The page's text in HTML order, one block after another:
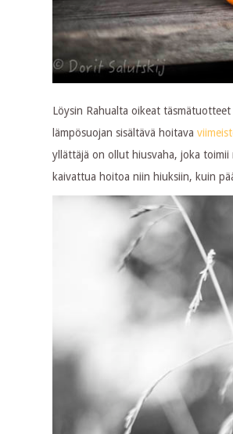
Löysin Rahualta oikeat
lämpösuojan sisältävä hoitava
yllättäjä on ollut hiusvaha, joka
kaivattua hoitoa niin hiuksiin, kuin